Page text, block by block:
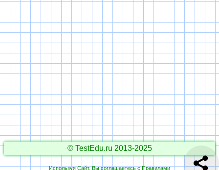
© TestEdu.ru 2013-2025
Используя Сайт, Вы соглашаетесь сПравилами